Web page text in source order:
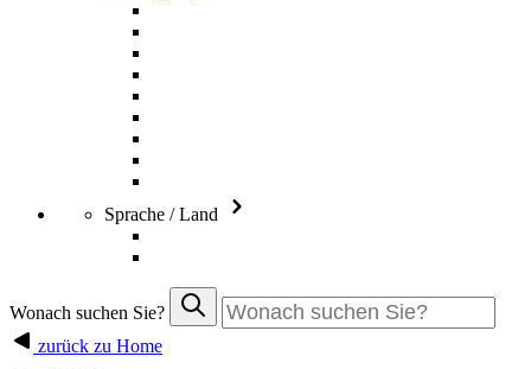
Sprache / Land
Wonach suchen Sie?
zurück zu Home